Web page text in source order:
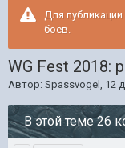
Для
боёв.
WG Fest 2018:
Автор: Spassvogel , 12
В этой теме 26